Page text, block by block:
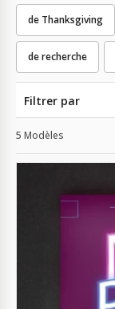
de Thanksgiving
de recherche
Filtrer par
5 Modèles